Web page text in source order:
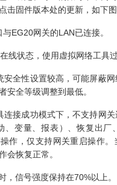
击固件版本处的更新，如下图
EG20网关的LAN已连接。
线状态，使用虚拟网络工具
安全性设置较高，可能屏蔽
安全等级调整到最低。
连接成功模式下，不支持网关
、变量、报表）、恢复出厂
作，仅支持网关重启操作。
会恢复正常。
，信号强度保持在70%以上。